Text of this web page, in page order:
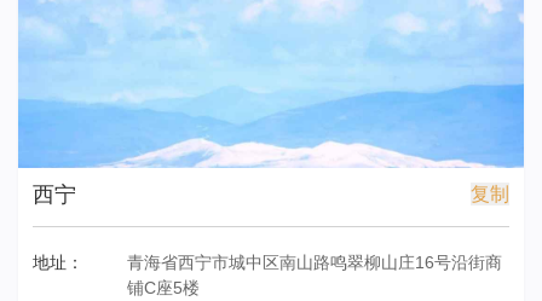
西宁 复制
地址：
青海省西宁市城中区南山路鸣翠柳山庄16号沿街商
铺C座5楼